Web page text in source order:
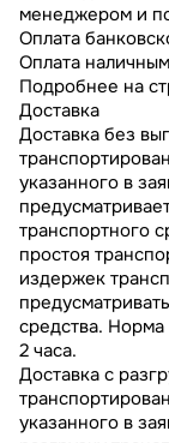
менеджером и
Оплата
Оплата
Подробнее на
Доставка
Доставка без
указанного в
транспортного
простоя
издержек
средства. Норма
2 часа.
Доставка с
указанного в